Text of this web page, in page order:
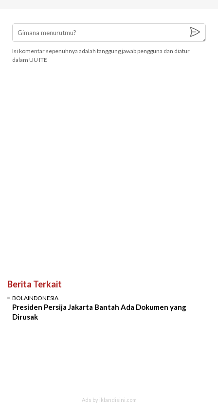
Isi komentar sepenuhnya adalah tanggung jawab pengguna dan diatur
dalam UU ITE
Berita Terkait
BOLAINDONESIA
Presiden Persija Jakarta Bantah Ada Dokumen yang
Dirusak